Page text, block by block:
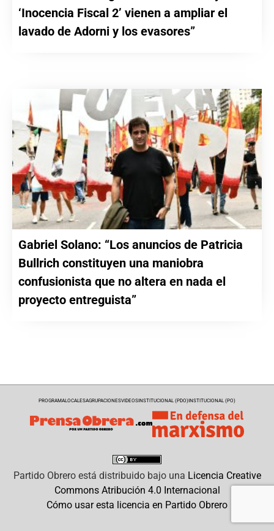
‘Inocencia Fiscal 2’ vienen a ampliar el
lavado de Adorni y los evasores”
Gabriel Solano: “Los anuncios de Patricia
Bullrich constituyen una maniobra
confusionista que no altera en nada el
proyecto entreguista”
PROGRAMALOCALESAGRUPACIONESVIDEOSINSTITUCIONAL (PDO)INSTITUCIONAL (PO)
Partido Obreroestá distribuido bajo una Licencia Creative
Commons Atribución 4.0 Internacional
Cómo usar esta licencia en Partido Obrero